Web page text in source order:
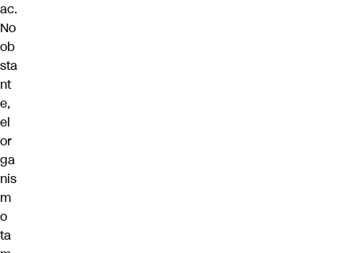
ac.
No
ob
sta
nt
e,
el
or
ga
nis
m
o
ta